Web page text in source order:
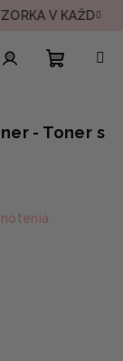
V KAŽDEJ
košík
- Toner s